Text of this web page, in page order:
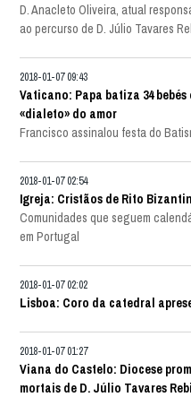
D. Anacleto Oliveira, atual
ao percurso de D. Júlio Tavares
2018-01-07 09:43
Vaticano: Papa batiza 34
«dialeto» do amor
Francisco assinalou festa do
2018-01-07 02:54
Igreja: Cristãos de Rito
Comunidades que seguem
em Portugal
2018-01-07 02:02
Lisboa: Coro da catedral
2018-01-07 01:27
Viana do Castelo: Diocese
mortais de D. Júlio Tavares